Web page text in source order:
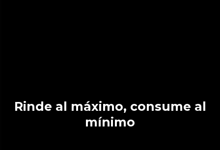
Rinde al máximo, consume al
mínimo